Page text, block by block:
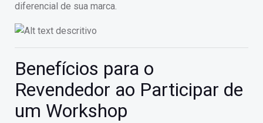
diferencial de sua marca.
Benefícios para o
Revendedor ao Participar de
um Workshop